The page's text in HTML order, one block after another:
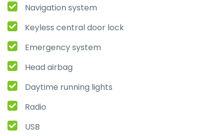
Navigation system
Keyless central door lock
Emergency system
Head airbag
Daytime running lights
Radio
USB